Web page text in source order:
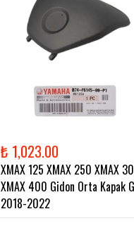
₺ 1,023.00
XMAX 125 XMAX 250 XMAX
XMAX 400 Gidon Orta Kapak
2018-2022